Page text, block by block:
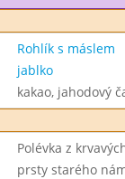
Rohlík s máslem
jablko
kakao, jahodový
Polévka z
prsty starého